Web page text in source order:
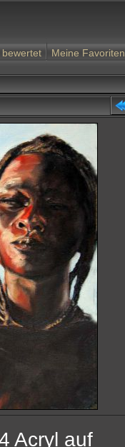
Meine Favoriten
Acryl auf